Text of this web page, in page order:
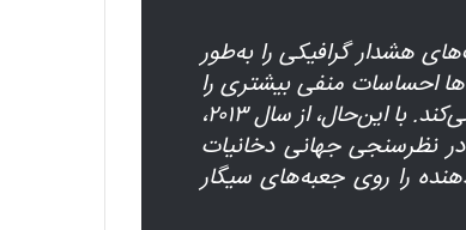
هشدار گرافیکی را به‌طور
احساسات منفی بیشتری را
ایجاد می‌کنند و انگیزه بیشتری برای ترک سیگار ایجاد می‌کند. با این‌حال، از سال ۲۰۱۳،
نظرسنجی جهانی دخانیات
را روی جعبه‌های سیگار